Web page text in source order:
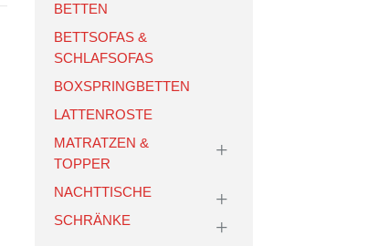
BETTEN
BETTSOFAS &
SCHLAFSOFAS
BOXSPRINGBETTEN
LATTENROSTE
MATRATZEN &
TOPPER
NACHTTISCHE
SCHRÄNKE